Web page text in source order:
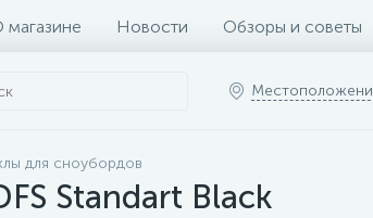
магазине Новости Обзоры и советы
для сноубордов
Standart Black